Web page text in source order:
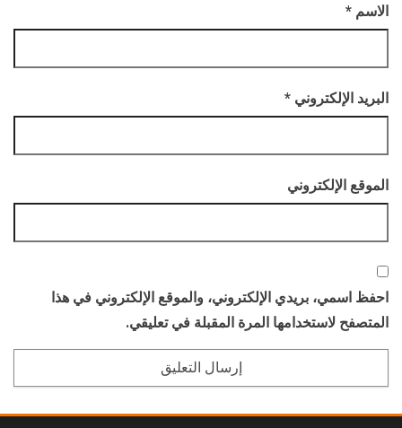
الاسم *
البريد الإلكتروني *
الموقع الإلكتروني
احفظ اسمي، بريدي الإلكتروني، والموقع الإلكتروني في هذا
المتصفح لاستخدامها المرة المقبلة في تعليقي.